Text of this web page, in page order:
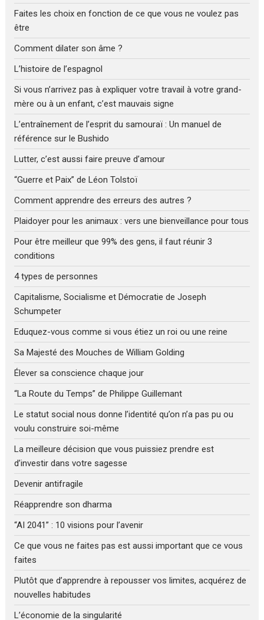
Faites les choix en fonction de ce que vous ne voulez pas
être
Comment dilater son âme ?
L’histoire de l’espagnol
Si vous n’arrivez pas à expliquer votre travail à votre grand-
mère ou à un enfant, c’est mauvais signe
L’entraînement de l’esprit du samouraï : Un manuel de
référence sur le Bushido
Lutter, c’est aussi faire preuve d’amour
“Guerre et Paix” de Léon Tolstoï
Comment apprendre des erreurs des autres ?
Plaidoyer pour les animaux : vers une bienveillance pour tous
Pour être meilleur que 99% des gens, il faut réunir 3
conditions
4 types de personnes
Capitalisme, Socialisme et Démocratie de Joseph
Schumpeter
Eduquez-vous comme si vous étiez un roi ou une reine
Sa Majesté des Mouches de William Golding
Élever sa conscience chaque jour
“La Route du Temps” de Philippe Guillemant
Le statut social nous donne l’identité qu’on n’a pas pu ou
voulu construire soi-même
La meilleure décision que vous puissiez prendre est
d’investir dans votre sagesse
Devenir antifragile
Réapprendre son dharma
“AI 2041” : 10 visions pour l’avenir
Ce que vous ne faites pas est aussi important que ce vous
faites
Plutôt que d’apprendre à repousser vos limites, acquérez de
nouvelles habitudes
L’économie de la singularité